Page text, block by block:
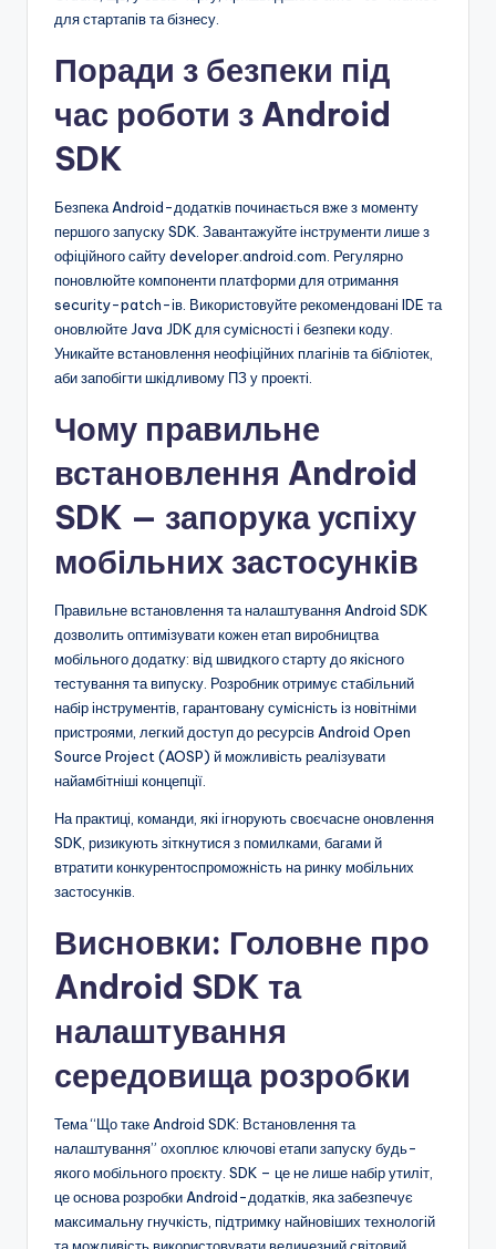
для стартапів та бізнесу.
Поради з безпеки під
час роботи з Android
SDK
Безпека Android-додатків починається вже з моменту
першого запуску SDK. Завантажуйте інструменти лише з
офіційного сайту developer.android.com. Регулярно
поновлюйте компоненти платформи для отримання
security-patch-ів. Використовуйте рекомендовані IDE та
оновлюйте Java JDK для сумісності і безпеки коду.
Уникайте встановлення неофіційних плагінів та бібліотек,
аби запобігти шкідливому ПЗ у проекті.
Чому правильне
встановлення Android
SDK — запорука успіху
мобільних застосунків
Правильне встановлення та налаштування Android SDK
дозволить оптимізувати кожен етап виробництва
мобільного додатку: від швидкого старту до якісного
тестування та випуску. Розробник отримує стабільний
набір інструментів, гарантовану сумісність із новітніми
пристроями, легкий доступ до ресурсів Android Open
Source Project (AOSP) й можливість реалізувати
найамбітніші концепції.
На практиці, команди, які ігнорують своєчасне оновлення
SDK, ризикують зіткнутися з помилками, багами й
втратити конкурентоспроможність на ринку мобільних
застосунків.
Висновки: Головне про
Android SDK та
налаштування
середовища розробки
Тема “Що таке Android SDK: Встановлення та
налаштування” охоплює ключові етапи запуску будь-
якого мобільного проєкту. SDK – це не лише набір утиліт,
це основа розробки Android-додатків, яка забезпечує
максимальну гнучкість, підтримку найновіших технологій